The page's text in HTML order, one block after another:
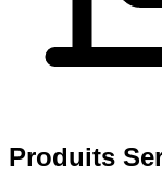
Produits